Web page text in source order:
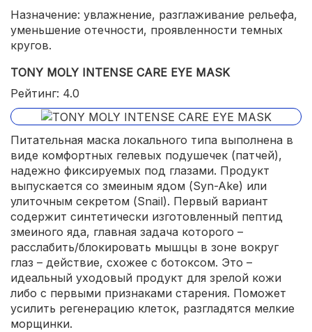
Назначение: увлажнение, разглаживание рельефа,
уменьшение отечности, проявленности темных
кругов.
TONY MOLY INTENSE CARE EYE MASK
Рейтинг: 4.0
Питательная маска локального типа выполнена в
виде комфортных гелевых подушечек (патчей),
надежно фиксируемых под глазами. Продукт
выпускается со змеиным ядом (Syn-Ake) или
улиточным секретом (Snail). Первый вариант
содержит синтетически изготовленный пептид
змеиного яда, главная задача которого –
расслабить/блокировать мышцы в зоне вокруг
глаз – действие, схожее с ботоксом. Это –
идеальный уходовый продукт для зрелой кожи
либо с первыми признаками старения. Поможет
усилить регенерацию клеток, разгладятся мелкие
морщинки.